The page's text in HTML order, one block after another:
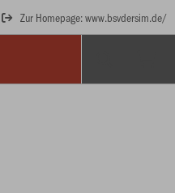
Zur Homepage: www.bsvdersim.de/